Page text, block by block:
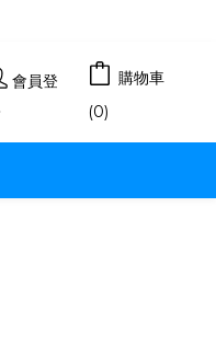
會員登
購物車
(0)